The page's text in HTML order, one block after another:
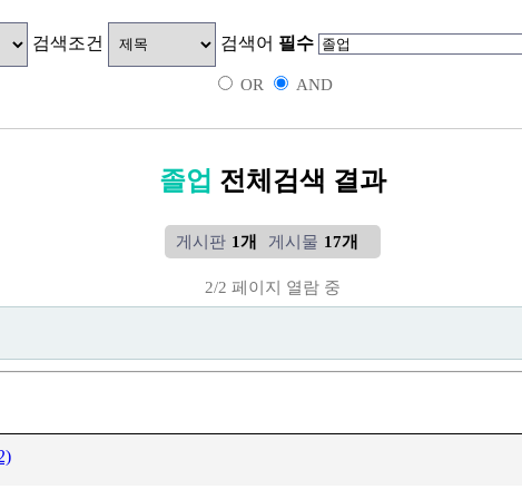
검색조건 검색어 필수
OR AND
졸업 전체검색 결과
게시판 1개 게시물 17개
2/2 페이지 열람 중